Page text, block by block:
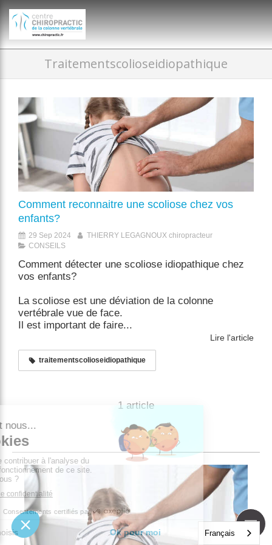
Traitementscolioseidiopathique
Comment reconnaitre une scoliose chez vos
enfants?
29 Sep 2024
THIERRY LEGAGNOUX chiropracteur
CONSEILS
Comment détecter une scoliose idiopathique chez
vos enfants?
La scoliose est une déviation de la colonne
vertébrale vue de face.
Il est important de faire...
Lire l'article
traitementscolioseidiopathique
1 article
Français